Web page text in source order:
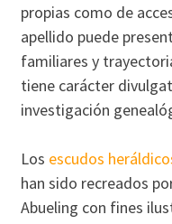
propias como de
apellido puede
familiares y
tiene carácter
investigación
Los escudos
han sido recreados
Abueling con fines